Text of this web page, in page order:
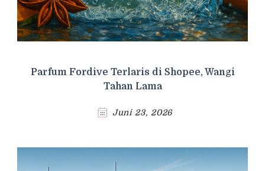
Parfum Fordive Terlaris di Shopee, Wangi
Tahan Lama
Juni 23, 2026